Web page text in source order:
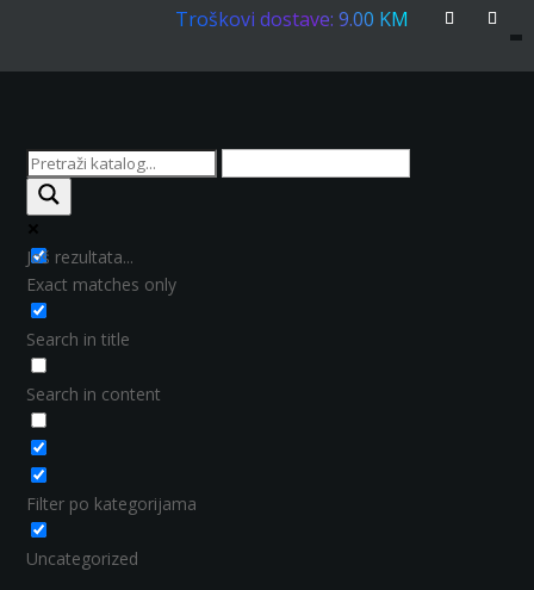
Troškovi dostave: 9.00 KM
Još rezultata...
Exact matches only
Search in title
Search in content
Filter po kategorijama
Uncategorized